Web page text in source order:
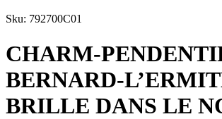
Sku: 792700C01
CHARM-
BERNARD-
BRILLE DANS LE